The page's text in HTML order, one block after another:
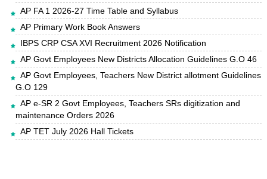
AP FA 1 2026-27 Time Table and Syllabus
AP Primary Work Book Answers
IBPS CRP CSA XVI Recruitment 2026 Notification
AP Govt Employees New Districts Allocation Guidelines G.O 46
AP Govt Employees, Teachers New District allotment Guidelines
G.O 129
AP e-SR 2 Govt Employees, Teachers SRs digitization and
maintenance Orders 2026
AP TET July 2026 Hall Tickets